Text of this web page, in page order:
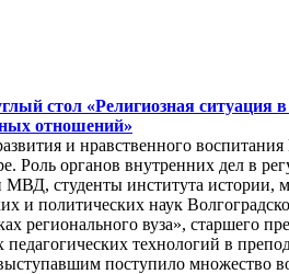
стол «Религиозная ситуация
отношений»
и нравственного
Роль органов внутренних дел
МВД, студенты института
и политических наук
регионального вуза»,
технологий в
поступило множество